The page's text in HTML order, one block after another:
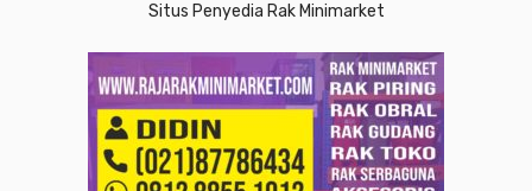
Situs Penyedia Rak Minimarket